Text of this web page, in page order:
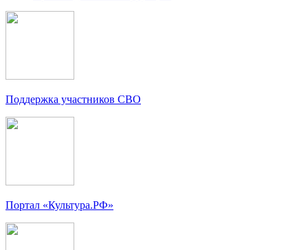
Поддержка участников СВО
Портал «Культура.РФ»